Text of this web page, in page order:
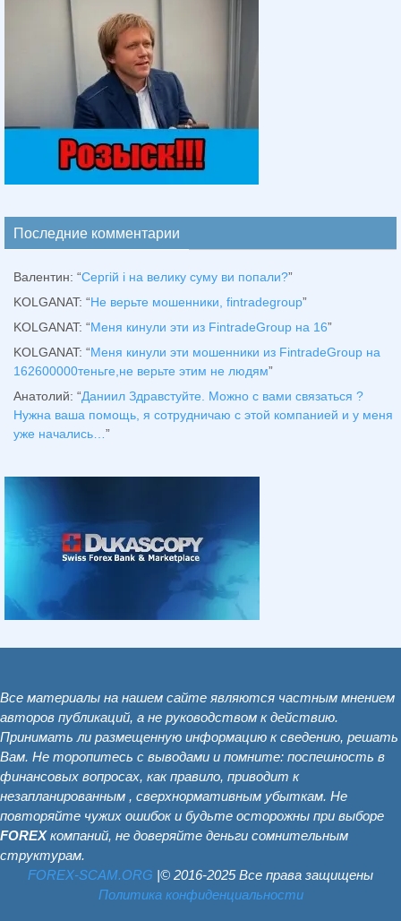
Последние комментарии
Валентин: “Сергій і на велику суму ви попали?”
KOLGANAT: “Не верьте мошенники, fintradegroup”
KOLGANAT: “Меня кинули эти из FintradeGroup на 16”
KOLGANAT: “Меня кинули эти мошенники из FintradeGroup на
162600000теньге,не верьте этим не людям”
Анатолий: “Даниил Здравстуйте. Можно с вами связаться ?
Нужна ваша помощь, я сотрудничаю с этой компанией и у меня
уже начались… ”
Все материалы на нашем сайте являются частным мнением
авторов публикаций, а не руководством к действию.
Принимать ли размещенную информацию к сведению, решать
Вам. Не торопитесь с выводами и помните: поспешность в
финансовых вопросах, как правило, приводит к
незапланированным , сверхнормативным убыткам. Не
повторяйте чужих ошибок и будьте осторожны при выборе
FOREXкомпаний, не доверяйте деньги сомнительным
структурам.
FOREX-SCAM.ОRG |© 2016-2025 Все права защищены
Политика конфиденциальности